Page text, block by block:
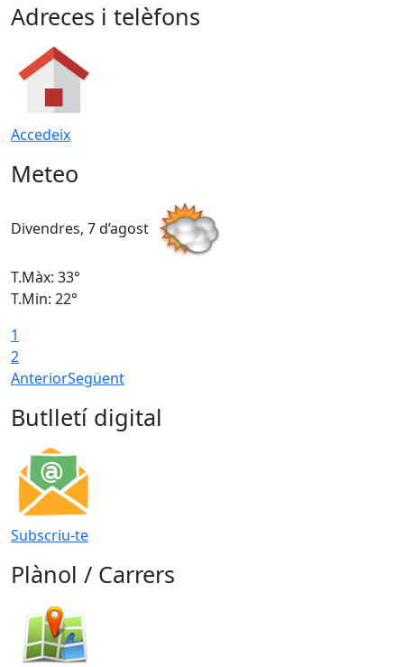
Adreces i telèfons
Accedeix
Meteo
Divendres, 7 d’agost
T.Màx: 33°
T.Min: 22°
1
2
AnteriorSegüent
Butlletí digital
Subscriu-te
Plànol / Carrers